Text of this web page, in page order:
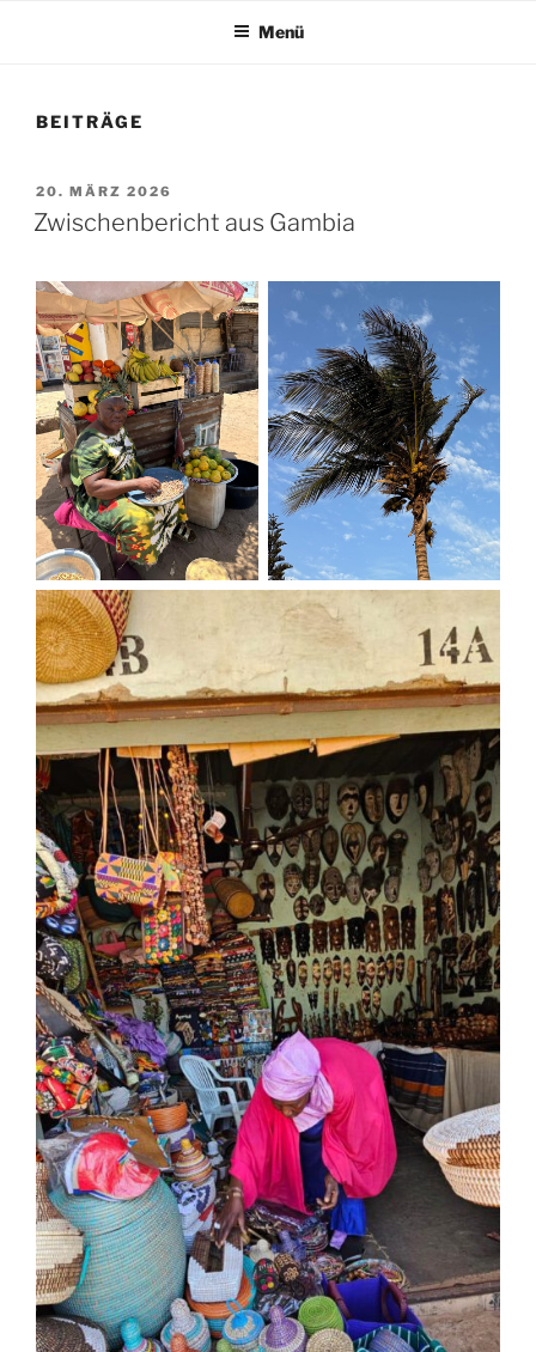
Menü
BEITRÄGE
VERÖFFENTLICHT
AM
20. MÄRZ 2026
Zwischenbericht aus Gambia